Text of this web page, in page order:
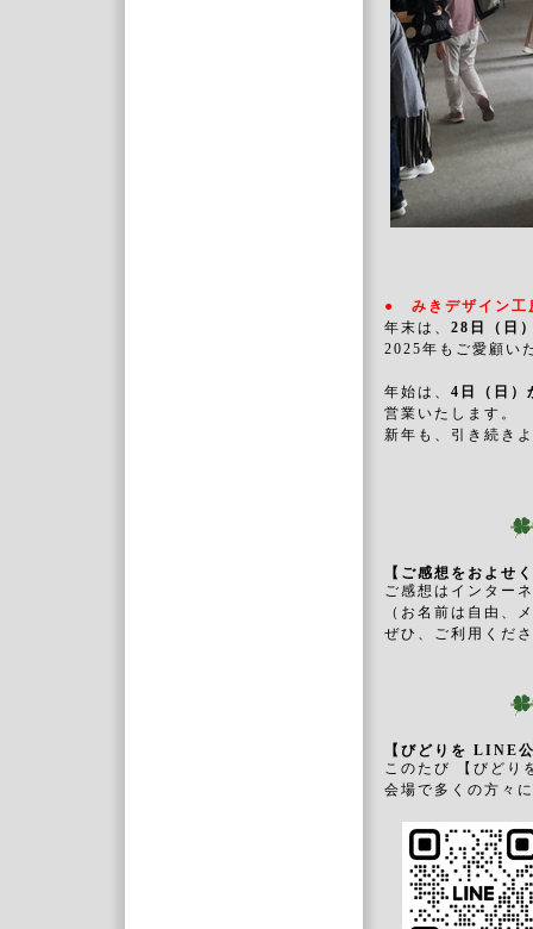
● みきデザイン工
年末は、 28日（日
2025年もご愛顧い
年始は、 4日（日）
営業いたします。
新年も、引き続
【ご感想をおよせ
ご感想はインター
（お名前は自由、
ぜひ、ご利用くだ
【びどりを LINE
このたび 【びど
会場で多くの方々